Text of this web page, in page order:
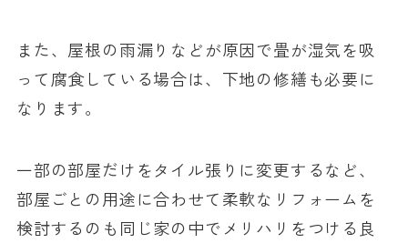
また、屋根の雨漏りなどが原因で畳が湿気を吸
って腐食している場合は、下地の修繕も必要に
なります。
一部の部屋だけをタイル張りに変更するなど、
部屋ごとの用途に合わせて柔軟なリフォームを
検討するのも同じ家の中でメリハリをつける良